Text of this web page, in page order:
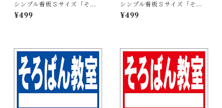
シンプル看板Ｓサイズ「そろ
ばん教室（紺）」屋外可【ス
クール・教室・塾】
¥499
シンプル看板Ｓサイズ「そろ
ばん教室（赤）」屋外可【ス
クール・教室・塾】
¥499